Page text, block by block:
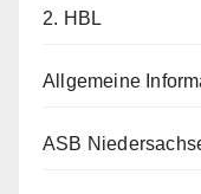
2. HBL
Allgemeine
ASB